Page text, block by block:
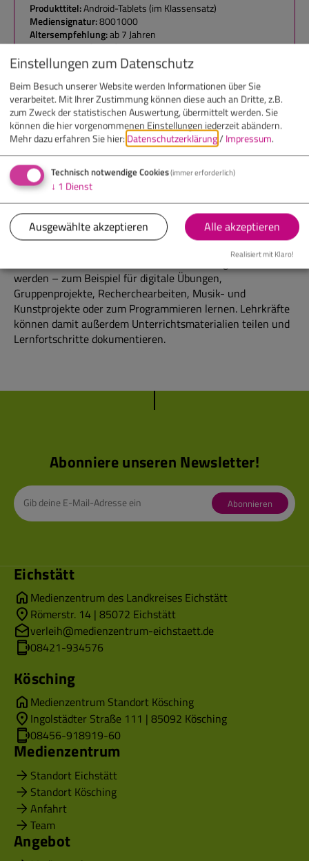
Produkttitel:Android-Tablets (im Klassensatz)
Mediensignatur:8001000
Altersempfehlung:ab 7 Jahren
Schwierigkeit:für Anfänger geeignet
Ausleihzeit:nach Bedarf
Android Tablet zum Verleihen mit aufgespielten Apps für
LEGO Spike, LEGO WeDo 2.0, Makeblock M-Bot Ranger und
Cubroid Coding Block. Inhalt: Tablet incl. Ladegerät, Kabel,
Stift.
Passend zu zahlreichen Robotik-Medien.
Lernziele
Im Unterricht können iPads in allen Fächern genutzt
werden – zum Beispiel für digitale Übungen,
Gruppenprojekte, Recherchearbeiten, Musik- und
Kunstprojekte oder zum Programmieren lernen. Lehrkräfte
können damit außerdem Unterrichtsmaterialien teilen und
Lernfortschritte dokumentieren.
Abonniere unseren Newsletter!
Abonnieren
Eichstätt
Medienzentrum des Landkreises Eichstätt
Römerstr. 14 | 85072 Eichstätt
verleih@medienzentrum-eichstaett.de
08421-934576
Kösching
Medienzentrum Standort Kösching
Ingolstädter Straße 111 | 85092 Kösching
08456-918919-60
Medienzentrum
Standort Eichstätt
Standort Kösching
Anfahrt
Team
Angebot
Einstellungen zum Datenschutz
Beim Besuch unserer Website werden Informationen über Sie
verarbeitet. Mit Ihrer Zustimmung können diese auch an Dritte, z.B.
zum Zweck der statistischen Auswertung, übermittelt werden. Sie
können die hier vorgenommenen Einstellungen jederzeit abändern.
Mehr dazu erfahren Sie hier:Datenschutzerklärung/Impressum.
Technisch notwendige Cookies(immer erforderlich)
↓ 1 Dienst
Ausgewählte akzeptieren Alle akzeptieren
Realisiert mit Klaro!